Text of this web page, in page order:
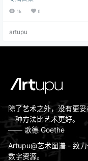
所以虽然是TIF格式，但图片
软件转换。 古希腊雕塑作品
1k 0
artupu
除了艺术之外，没有更
一种方法比艺术更好。
—— 歌德 Goethe
Artupu@艺术图谱 - 致
数字资源。